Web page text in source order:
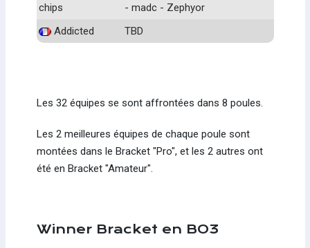
chips
- madc - Zephyor
Addicted
TBD
Les 32 équipes se sont affrontées dans 8 poules.
Les 2 meilleures équipes de chaque poule sont
montées dans le Bracket "Pro", et les 2 autres ont
été en Bracket "Amateur".
Winner Bracket en BO3